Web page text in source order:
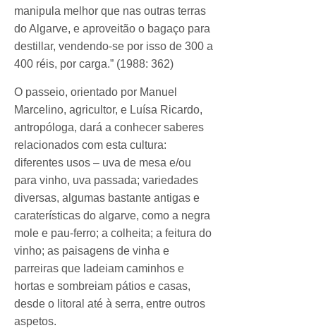
manipula melhor que nas outras terras
do Algarve, e aproveitão o bagaço para
destillar, vendendo-se por isso de 300 a
400 réis, por carga.” (1988: 362)
O passeio, orientado por Manuel
Marcelino, agricultor, e Luísa Ricardo,
antropóloga, dará a conhecer saberes
relacionados com esta cultura:
diferentes usos – uva de mesa e/ou
para vinho, uva passada; variedades
diversas, algumas bastante antigas e
caraterísticas do algarve, como a negra
mole e pau-ferro; a colheita; a feitura do
vinho; as paisagens de vinha e
parreiras que ladeiam caminhos e
hortas e sombreiam pátios e casas,
desde o litoral até à serra, entre outros
aspetos.